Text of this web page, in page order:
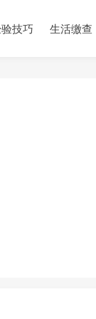
技巧 生活缴查